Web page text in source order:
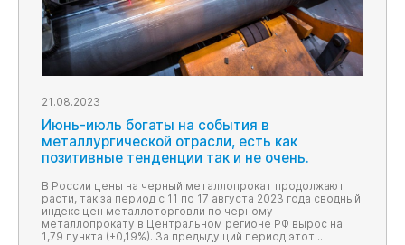
21.08.2023
Июнь-июль богаты на события в
металлургической отрасли, есть как
позитивные тенденции так и не очень.
В России цены на черный металлопрокат продолжают
расти, так за период c 11 по 17 августа 2023 года сводный
индекс цен металлоторговли по черному
металлопрокату в Центральном регионе РФ вырос на
1,79 пункта (+0,19%). За предыдущий период этот